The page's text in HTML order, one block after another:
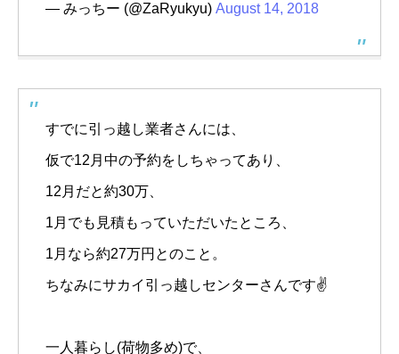
— みっちー (@ZaRyukyu) August 14, 2018
すでに引っ越し業者さんには、
仮で12月中の予約をしちゃってあり、
12月だと約30万、
1月でも見積もっていただいたところ、
1月なら約27万円とのこと。
ちなみにサカイ引っ越しセンターさんです✌️
一人暮らし(荷物多め)で、